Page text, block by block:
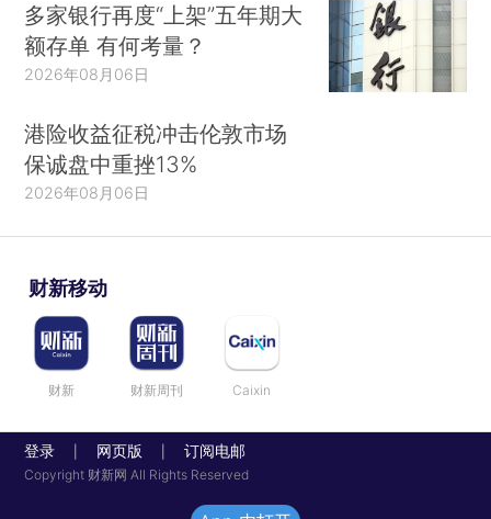
多家银行再度“上架”五年期大
额存单 有何考量？
2026年08月06日
港险收益征税冲击伦敦市场
保诚盘中重挫13%
2026年08月06日
财新移动
财新 财新周刊 Caixin
登录 网页版 订阅电邮
Copyright 财新网 All Rights Reserved